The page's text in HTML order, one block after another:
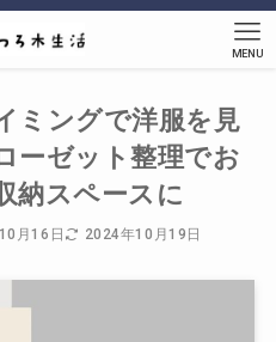
MENU
ミングで洋服を見
ーゼット整理でお
納スペースに
月16日 2024年10月19日